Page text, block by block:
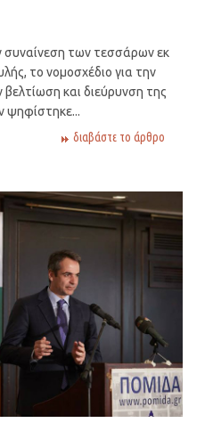
συναίνεση των τεσσάρων εκ
το νομοσχέδιο για την
και διεύρυνση της
ψηφίστηκε...
διαβάστε το άρθρο